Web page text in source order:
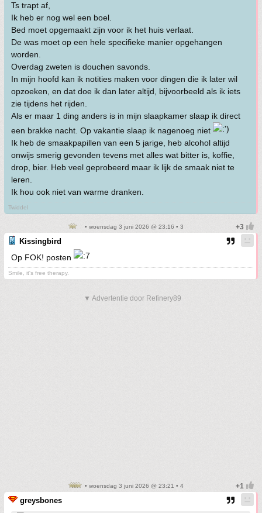
Ts trapt af,
Ik heb er nog wel een boel.
Bed moet opgemaakt zijn voor ik het huis verlaat.
De was moet op een hele specifieke manier opgehangen
worden.
Overdag zweten is douchen savonds.
In mijn hoofd kan ik notities maken voor dingen die ik later wil
opzoeken, en dat doe ik dan later altijd, bijvoorbeeld als ik iets
zie tijdens het rijden.
Als er maar 1 ding anders is in mijn slaapkamer slaap ik direct
een brakke nacht. Op vakantie slaap ik nagenoeg niet
Ik heb de smaakpapillen van een 5 jarige, heb alcohol altijd
onwijs smerig gevonden tevens met alles wat bitter is, koffie,
drop, bier. Heb veel geprobeerd maar ik lijk de smaak niet te
leren.
Ik hou ook niet van warme dranken.
Twiddel
• woensdag 3 juni 2026 @ 23:16 • 3
Kissingbird
Op FOK! posten
Smile, it's free therapy.
▼ Advertentie door Refinery89
• woensdag 3 juni 2026 @ 23:21 • 4
greysbones